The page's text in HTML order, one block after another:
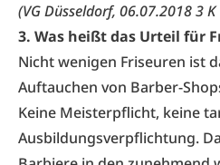
(VG Düsseldorf, 06.07.2018 3
3. Was heißt das Urteil für
Nicht wenigen Friseuren ist
Auftauchen von Barber-
Keine Meisterpflicht, keine
Ausbildungsverpflichtung.